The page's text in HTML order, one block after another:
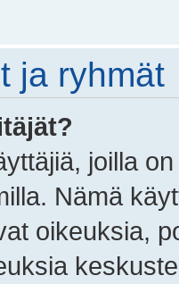
ja ryhmät
joilla
Nämä
oikeuksia,